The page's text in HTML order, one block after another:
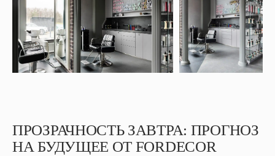
ПРОЗРАЧНОСТЬ ЗАВТРА: ПРОГНОЗ
НА БУДУЩЕЕ ОТ FORDECOR